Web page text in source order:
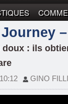
doux : ils
GINO